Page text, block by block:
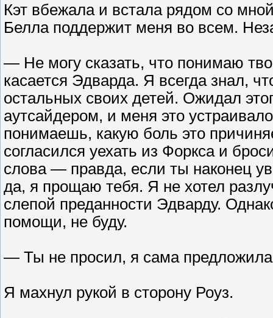
Кэт вбежала и встала рядом со
Белла поддержит меня во всем.
— Не могу сказать, что понимаю
касается Эдварда. Я всегда знал,
остальных своих детей. Ожидал
аутсайдером, и меня это
понимаешь, какую боль это
согласился уехать из Форкса и
слова — правда, если ты наконец
да, я прощаю тебя. Я не хотел
слепой преданности Эдварду.
помощи, не буду.
— Ты не просил, я сама
Я махнул рукой в сторону Роуз.